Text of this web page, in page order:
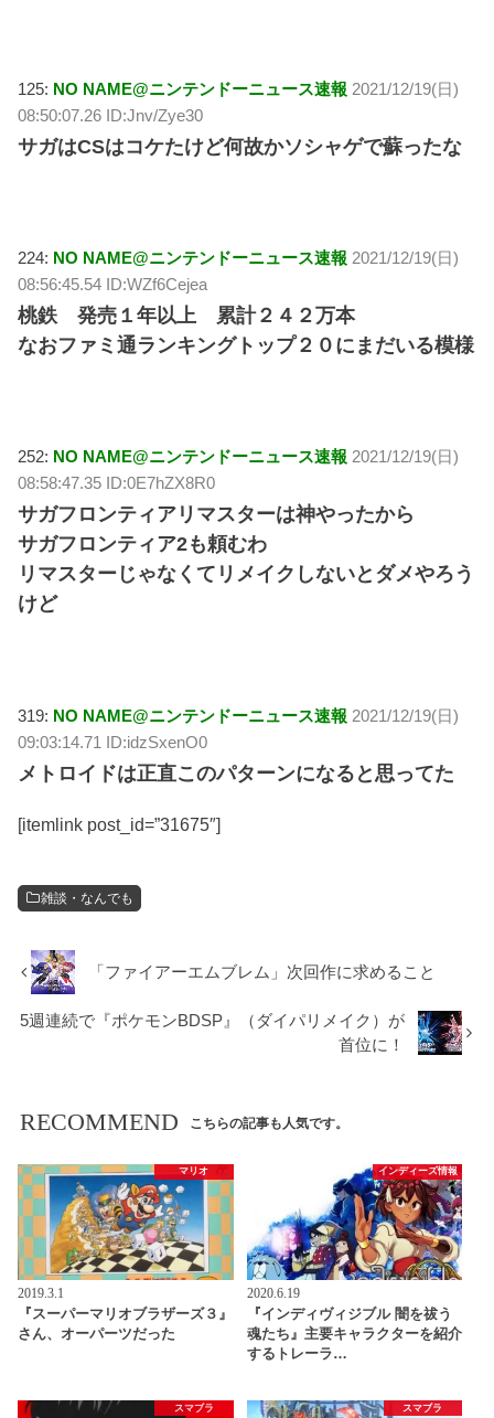
125: NO NAME@ニンテンドーニュース速報 2021/12/19(日)
08:50:07.26 ID:Jnv/Zye30
サガはCSはコケたけど何故かソシャゲで蘇ったな
224: NO NAME@ニンテンドーニュース速報 2021/12/19(日)
08:56:45.54 ID:WZf6Cejea
桃鉄 発売１年以上 累計２４２万本
なおファミ通ランキングトップ２０にまだいる模様
252: NO NAME@ニンテンドーニュース速報 2021/12/19(日)
08:58:47.35 ID:0E7hZX8R0
サガフロンティアリマスターは神やったから
サガフロンティア2も頼むわ
リマスターじゃなくてリメイクしないとダメやろう
けど
319: NO NAME@ニンテンドーニュース速報 2021/12/19(日)
09:03:14.71 ID:idzSxenO0
メトロイドは正直このパターンになると思ってた
[itemlink post_id=”31675″]
雑談・なんでも
「ファイアーエムブレム」次回作に求めること
5週連続で『ポケモンBDSP』（ダイパリメイク）が
首位に！
RECOMMEND こちらの記事も人気です。
マリオ
2019.3.1
『スーパーマリオブラザーズ３』
さん、オーパーツだった
インディーズ情報
2020.6.19
『インディヴィジブル 闇を祓う
魂たち』主要キャラクターを紹介
するトレーラ…
スマブラ スマブラ